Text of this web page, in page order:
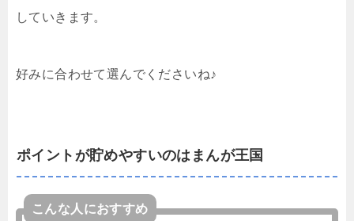
していきます。
好みに合わせて選んでくださいね♪
ポイントが貯めやすいのはまんが王国
こんな人におすすめ